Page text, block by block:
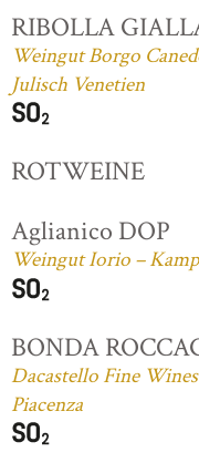
RIBOLLA
Weingut Borgo
Julisch Venetien
ROTWEINE
Aglianico DOP
Weingut Iorio –
BONDA
Dacastello Fine
Piacenza